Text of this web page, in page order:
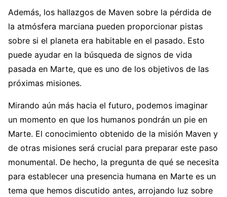
Además, los hallazgos de Maven sobre la pérdida de
la atmósfera marciana pueden proporcionar pistas
sobre si el planeta era habitable en el pasado. Esto
puede ayudar en la búsqueda de signos de vida
pasada en Marte, que es uno de los objetivos de las
próximas misiones.
Mirando aún más hacia el futuro, podemos imaginar
un momento en que los humanos pondrán un pie en
Marte. El conocimiento obtenido de la misión Maven y
de otras misiones será crucial para preparar este paso
monumental. De hecho, la pregunta de qué se necesita
para establecer una presencia humana en Marte es un
tema que hemos discutido antes, arrojando luz sobre